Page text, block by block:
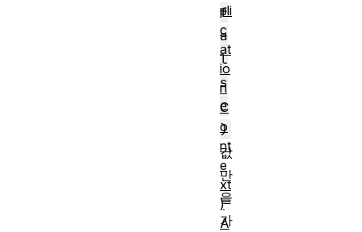
f
a
l
s
e
)
값
만
을
가
pli
c
at
io
n
C
o
nt
e
xt
)
A